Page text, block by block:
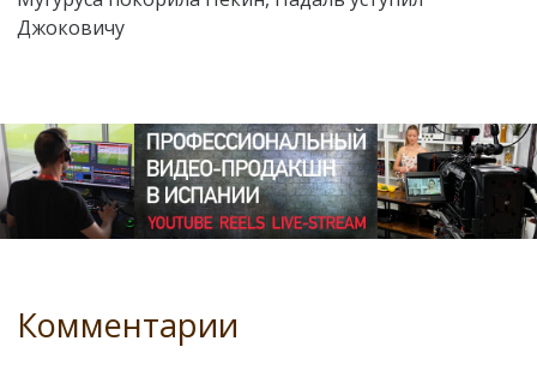
Джоковичу
Комментарии